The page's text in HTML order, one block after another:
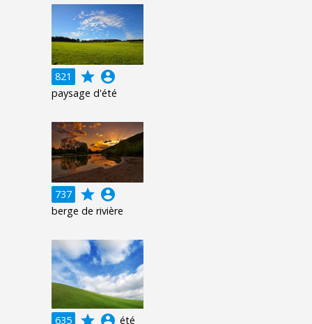
821 grade account_circle
paysage d'été
737 grade account_circle
berge de rivière
635 grade account_circle été